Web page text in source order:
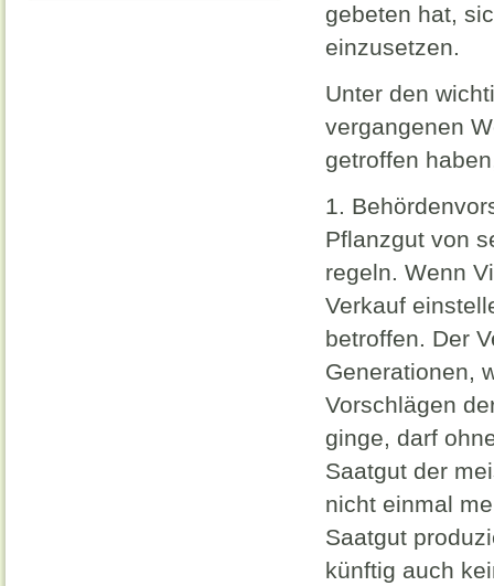
gebeten hat,
einzusetzen.
Unter den
vergangenen
getroffen
1.
Pflanzgut von
regeln. Wenn
Verkauf
betroffen. Der
Generationen,
Vorschlägen
ginge, darf
Saatgut der
nicht einmal
Saatgut
künftig auch